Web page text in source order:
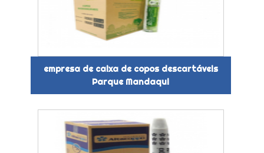
empresa de caixa de copos descartáveis
Parque Mandaqui